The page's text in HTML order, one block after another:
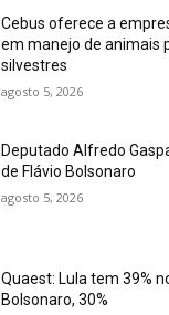
Cebus oferece a
em manejo de animais
silvestres
agosto 5, 2026
Deputado Alfredo
de Flávio Bolsonaro
agosto 5, 2026
Quaest: Lula tem 39%
Bolsonaro, 30%